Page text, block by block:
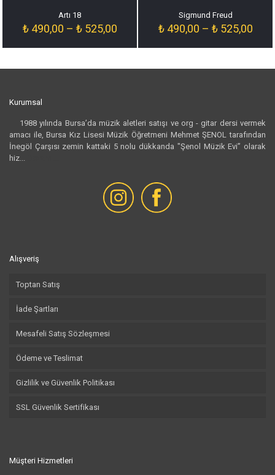
Artı 18
₺490,00 – ₺525,00Fiyat
₺ 490,00
Sigmund Freud
₺490,00 – ₺525,00Fiyat
₺
Kurumsal
1988 yılında Bursa’da müzik aletleri satışı ve org - gitar dersi vermek
amacı ile, Bursa Kız Lisesi Müzik Öğretmeni Mehmet ŞENOL tarafından
İnegöl Çarşısı zemin kattaki 5 nolu dükkanda "Şenol Müzik Evi” olarak
hiz...
Alışveriş
Toptan Satış
İade Şartları
Mesafeli Satış Sözleşmesi
Ödeme ve Teslimat
Gizlilik ve Güvenlik Politikası
SSL Güvenlik Sertifikası
Müşteri Hizmetleri